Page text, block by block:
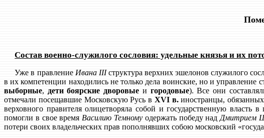
Состав военно-служилого сословия: удельные князья и их
Уже в правление Ивана IIIструктура верхних эшелонов служилого
в их компетенции находились не только дела воинские, но и управление
выборные, дети боярские дворовые и городовые). Все они
отмечали посещавшие Московскую Русь в XVI в.иностранцы, обязанных
верховного правителя олицетворяла собой и государственную
помогли в свое время Василию Темномуодержать победу над Дмитрием
потери своих владельческих прав пополнявших собою московский